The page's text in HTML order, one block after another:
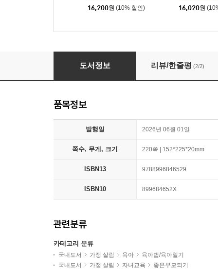
16,200원 (10% 할인) 16,020원
두 마리 토끼를 잡는 관계
도서정보 리뷰/한줄평 (2/2)
품목정보
발행일 2026년 06월 01일
쪽수, 무게, 크기 220쪽 | 152*225*20mm
ISBN13 9788996846529
ISBN10 899684652X
관련분류
카테고리 분류
국내도서 가정 살림 육아
육아법/육아일기
국내도서
가정 살림 자녀교육 좋은부모되기